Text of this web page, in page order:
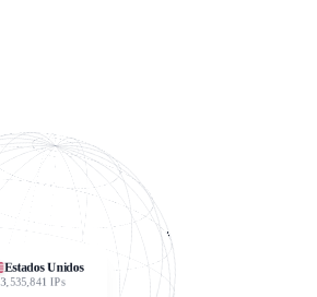
Estados Unidos
3,535,841 IPs